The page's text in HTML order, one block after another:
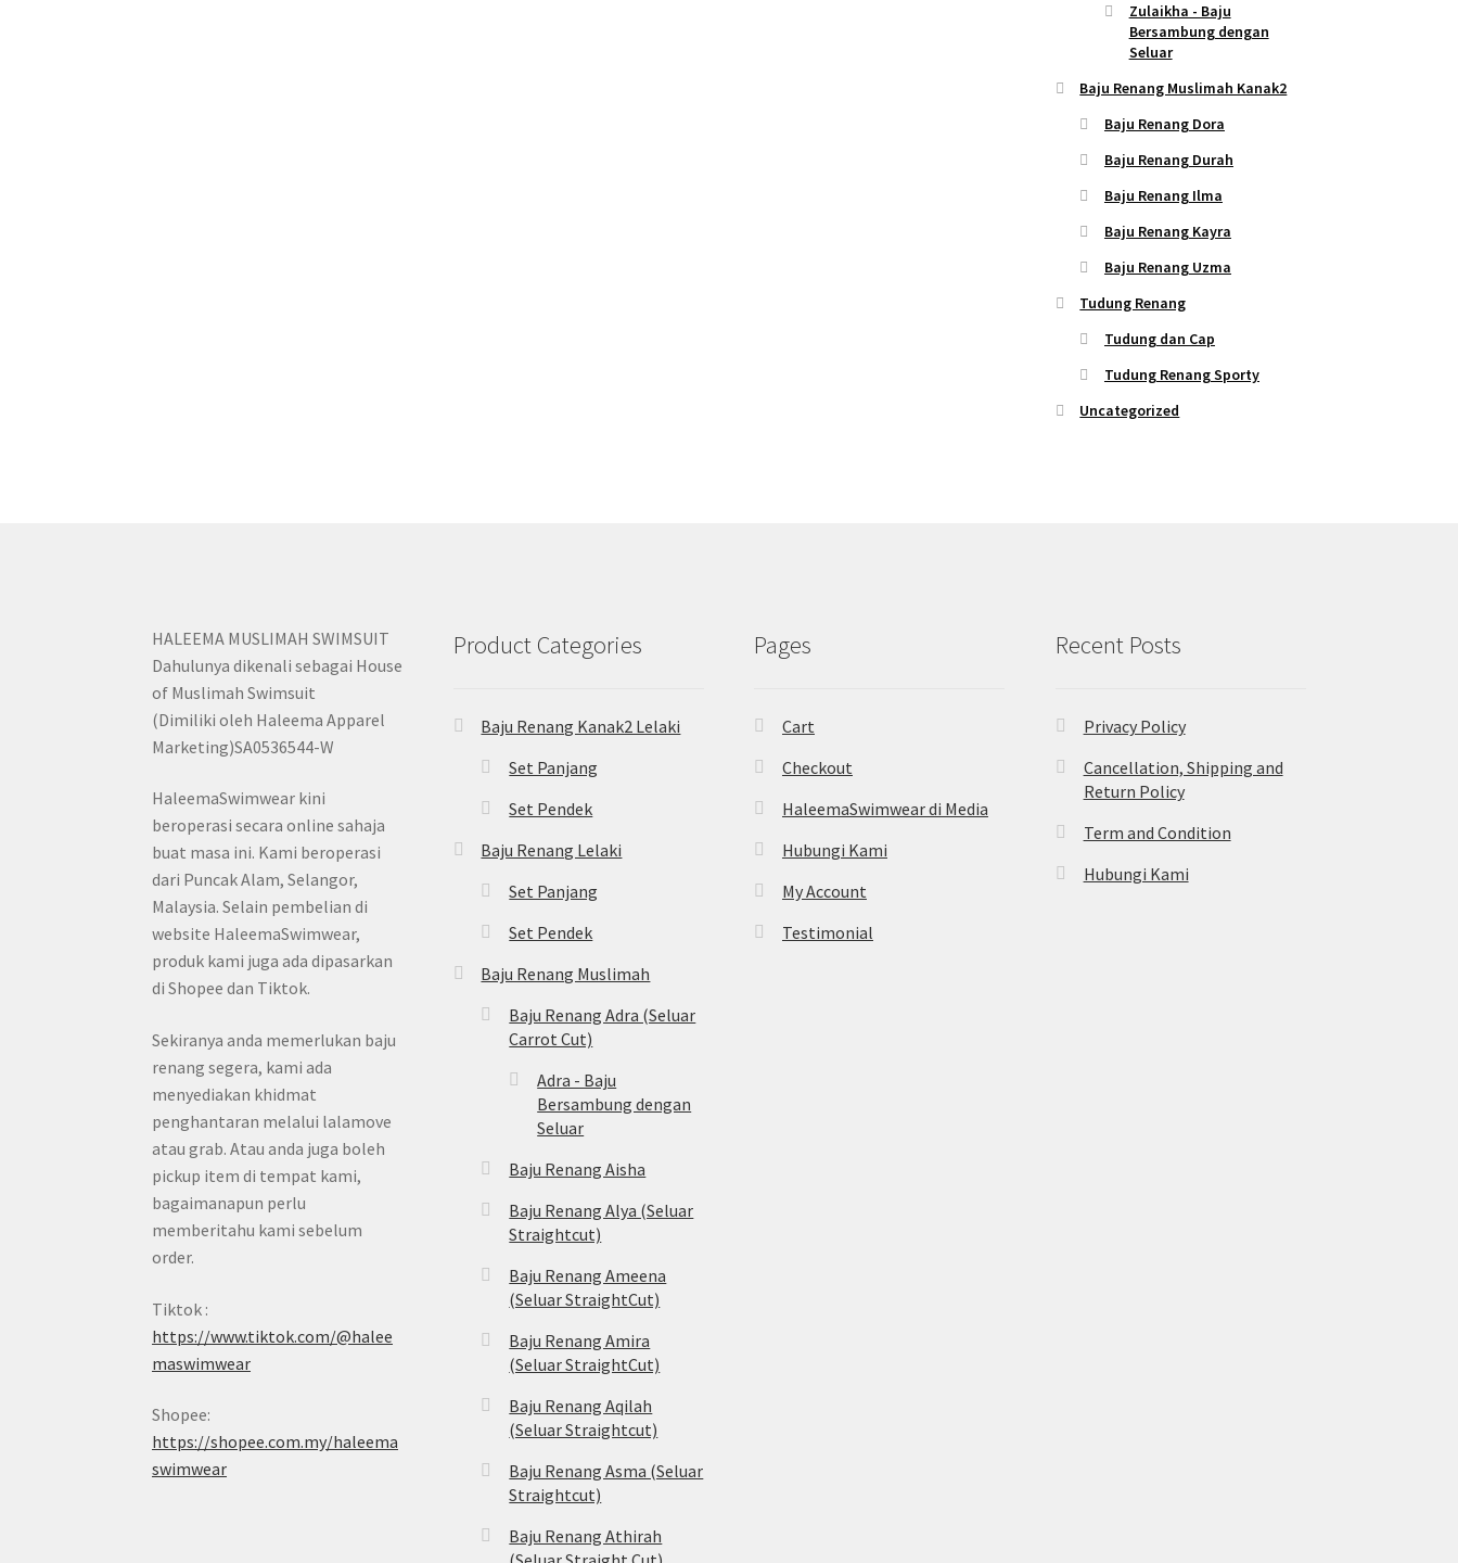
Zulaikha - Baju
Bersambung dengan
Seluar
Baju Renang Muslimah Kanak2
Baju Renang Dora
Baju Renang Durah
Baju Renang Ilma
Baju Renang Kayra
Baju Renang Uzma
Tudung Renang
Tudung dan Cap
Tudung Renang Sporty
Uncategorized
HALEEMA MUSLIMAH SWIMSUIT
Dahulunya dikenali sebagai House
of Muslimah Swimsuit
(Dimiliki oleh Haleema Apparel
Marketing)SA0536544-W
HaleemaSwimwear kini
beroperasi secara online sahaja
buat masa ini. Kami beroperasi
dari Puncak Alam, Selangor,
Malaysia. Selain pembelian di
website HaleemaSwimwear,
produk kami juga ada dipasarkan
di Shopee dan Tiktok.
Sekiranya anda memerlukan baju
renang segera, kami ada
menyediakan khidmat
penghantaran melalui lalamove
atau grab. Atau anda juga boleh
pickup item di tempat kami,
bagaimanapun perlu
memberitahu kami sebelum
order.
https://www.tiktok.com/@halee
maswimwear
Shopee:
https://shopee.com.my/haleema
swimwear
Product Categories
Baju Renang Kanak2 Lelaki
Set Panjang
Set Pendek
Baju Renang Lelaki
Set Panjang
Set Pendek
Baju Renang Muslimah
Baju Renang Adra (Seluar
Carrot Cut)
Adra - Baju
Bersambung dengan
Seluar
Baju Renang Aisha
Baju Renang Alya (Seluar
Straightcut)
Baju Renang Ameena
(Seluar StraightCut)
Baju Renang Amira
(Seluar StraightCut)
Baju Renang Aqilah
(Seluar Straightcut)
Baju Renang Asma (Seluar
Straightcut)
Baju Renang Athirah
Pages
Cart
Checkout
HaleemaSwimwear di Media
Hubungi Kami
My Account
Testimonial
Recent Posts
Privacy Policy
Cancellation, Shipping and
Return Policy
Term and Condition
Hubungi Kami